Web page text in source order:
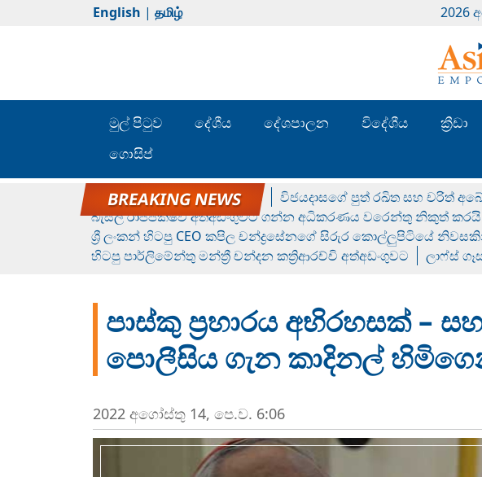
English | தமிழ் 2026
මුල් පිටුව දේශීය දේශපාලන විදේශීය ක්‍රීඩා
ගොසිප්
රන් ගෙනා රුමේෂ්ගේ හෙල්ලය විජයදාසගේ පුත් රඛිත සහ චරිත්
බැසිල් රාජපක්ෂව අත්අඩංගුවට ගන්න අධිකරණය වරෙන්තු නිකුත් කරයි
ශ්‍රී ලංකන් හිටපු CEO කපිල චන්ද්‍රසේනගේ සිරුර කොල්ලුපිටියේ
හිටපු පාර්ලිමේන්තු මන්ත්‍රී චන්දන කත්‍රිආරච්චි අත්අඩංගුවට
ලාෆ්ස්
පාස්කු ප්‍රහාරය අභිරහසක් –
පොලීසිය ගැන කාදිනල්
2022 අගෝස්‍තු 14, පෙ.ව. 6:06